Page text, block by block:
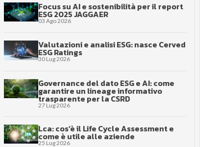
Focus su AI e sostenibilità per il report
ESG 2025 JAGGAER
03 Ago 2026
Valutazioni e analisi ESG: nasce Cerved
ESG Ratings
30 Lug 2026
Governance del dato ESG e AI: come
garantire un lineage informativo
trasparente per la CSRD
27 Lug 2026
Lca: cos’è il Life Cycle Assessment e
come è utile alle aziende
25 Lug 2026